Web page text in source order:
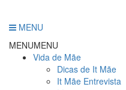
MENU
MENUMENU
Vida de Mãe
Dicas de It Mãe
It Mãe Entrevista